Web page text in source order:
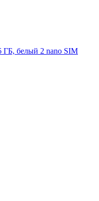
ГБ, белый 2 nano SIM